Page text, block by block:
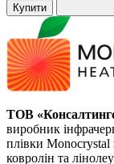
Купити
ТОВ
виробник
плівки Monocrystal
ковролін та